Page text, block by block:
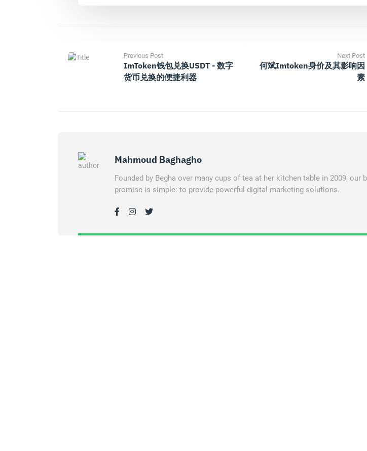
Previous Post
ImToken钱包兑换USDT - 数字
货币兑换的便捷利器
Next Post
何斌imtoken身价及其影响因
素
Mahmoud Baghagho
Founded by Begha over many cups of tea at her kitchen table in 2009, our
promise is simple: to provide powerful digital marketing solutions.